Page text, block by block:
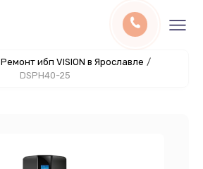
Ремонт ибп VISION в Ярославле /
DSPH40-25